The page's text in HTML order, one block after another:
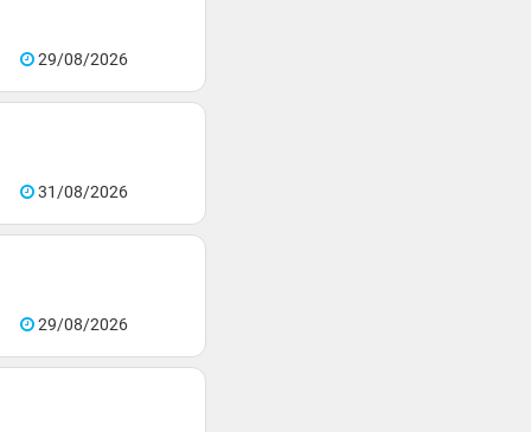
29/08/2026
31/08/2026
29/08/2026